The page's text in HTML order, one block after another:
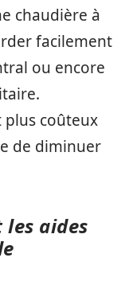
chaudière à
facilement
ou encore
plus coûteux
de diminuer
aides